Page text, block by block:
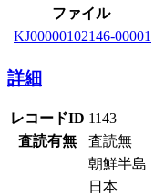
ファイル
KJ00000102146-00001
詳細
レコードID 1143
査読有無
査読無
朝鮮半島
日本